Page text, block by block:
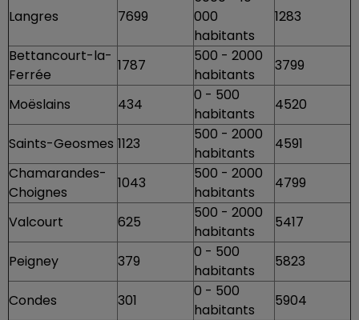
Langres 7699
000
habitants
1283
Bettancourt-la-
Ferrée
1787
500 - 2000
habitants
3799
Moëslains 434
0 - 500
habitants
4520
Saints-Geosmes 1123
500 - 2000
habitants
4591
Chamarandes-
Choignes
1043
500 - 2000
habitants
4799
Valcourt 625
500 - 2000
habitants
5417
Peigney 379
0 - 500
habitants
5823
Condes 301
0 - 500
habitants
5904